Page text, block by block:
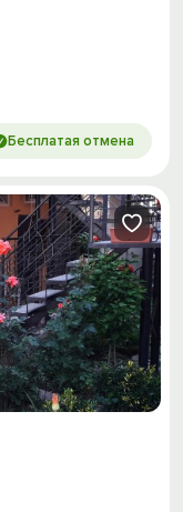
Бесплатая отмена